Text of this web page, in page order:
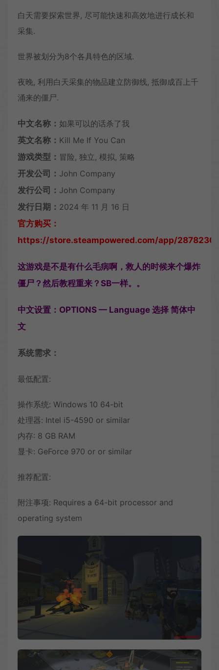
白天需要探索世界, 尽可能快速和高效地进行成长和
采集.
世界被划分为8个各具特色的区域.
夜晚, 利用白天采集的物品建立防御线, 抵御成百上千
涌来的僵尸.
中文名称： 如果可以的话杀了我
英文名称： Kill Me If You Can
游戏类型： 冒险, 独立, 模拟, 策略
开发公司： John Company
发行公司： John Company
发行日期： 2024 年 11 月 16 日
官方购买：
https://store.steampowered.com/app/2878230/
这游戏是不是有什么毛病啊，救人的时候来个爆炸
僵尸？然后教程重来？SB一样。。
中文设置：OPTIONS — Language 选择 简体中
文
系统需求：
最低配置:
操作系统: Windows 10 64-bit
处理器: Intel i5-4590 or similar
内存: 8 GB RAM
显卡: GeForce 970 or or similar
推荐配置:
附注事项: Requires a 64-bit processor and
operating system